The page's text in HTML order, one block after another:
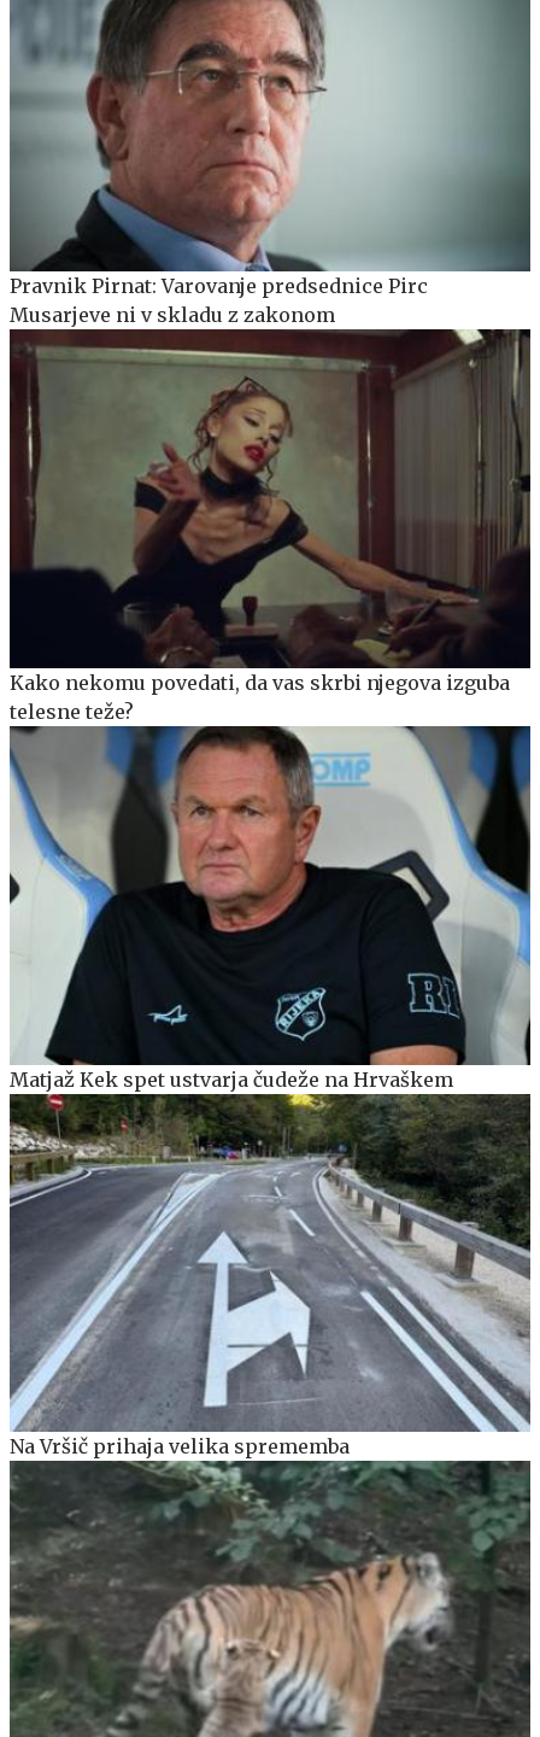
Pravnik Pirnat: Varovanje predsednice Pirc
Musarjeve ni v skladu z zakonom
Kako nekomu povedati, da vas skrbi njegova izguba
telesne teže?
Matjaž Kek spet ustvarja čudeže na Hrvaškem
Na Vršič prihaja velika sprememba